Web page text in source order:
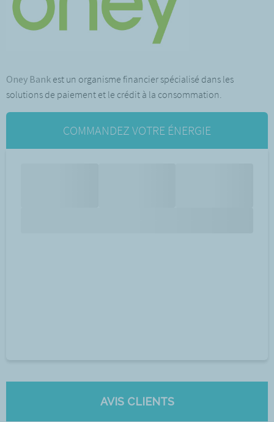
Oney Bank est un organisme financier spécialisé dans les
solutions de paiement et le crédit à la consommation.
COMMANDEZ VOTRE ÉNERGIE
AVIS CLIENTS